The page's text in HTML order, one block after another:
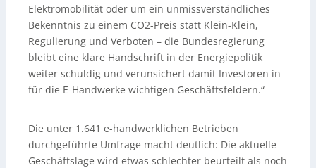
Elektromobilität oder um ein unmissverständliches
Bekenntnis zu einem CO2-Preis statt Klein-Klein,
Regulierung und Verboten – die Bundesregierung
bleibt eine klare Handschrift in der Energiepolitik
weiter schuldig und verunsichert damit Investoren in
für die E-Handwerke wichtigen Geschäftsfeldern.“
Die unter 1.641 e-handwerklichen Betrieben
durchgeführte Umfrage macht deutlich: Die aktuelle
Geschäftslage wird etwas schlechter beurteilt als noch